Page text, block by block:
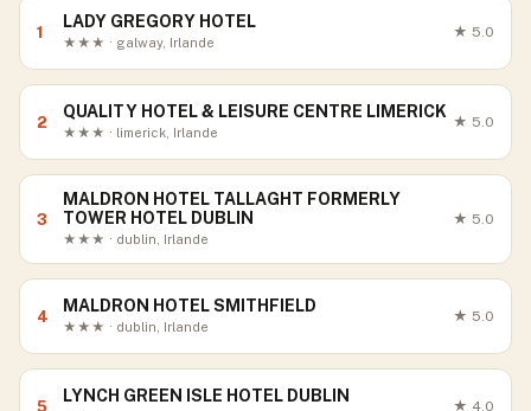
1
LADY GREGORY HOTEL
★★★ · galway, Irlande
★ 5.0
2
QUALITY HOTEL & LEISURE CENTRE LIMERICK
★★★ · limerick, Irlande
★ 5.0
3
MALDRON HOTEL TALLAGHT FORMERLY
TOWER HOTEL DUBLIN
★★★ · dublin, Irlande
★ 5.0
4
MALDRON HOTEL SMITHFIELD
★★★ · dublin, Irlande
★ 5.0
5
LYNCH GREEN ISLE HOTEL DUBLIN
★ 4.0